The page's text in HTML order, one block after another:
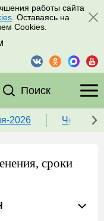
работы сайта
. Оставаясь на
Cookies.
Поиск
2026 Чек-
сроки